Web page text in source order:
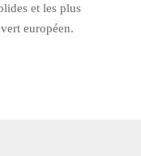
et les plus
européen.